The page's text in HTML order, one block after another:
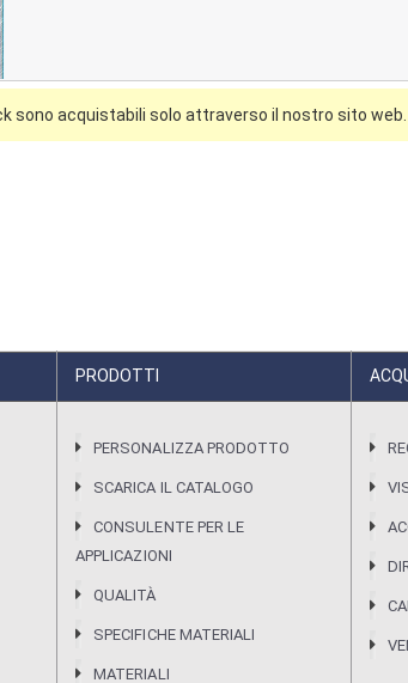
sono acquistabili solo attraverso il nostro sito web.
PRODOTTI
PERSONALIZZA PRODOTTO
SCARICA IL CATALOGO
CONSULENTE PER LE
APPLICAZIONI
QUALITÀ
SPECIFICHE MATERIALI
MATERIALI